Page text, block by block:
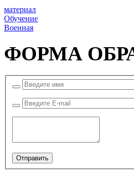
материал
Обучение
Военная
ФОРМА